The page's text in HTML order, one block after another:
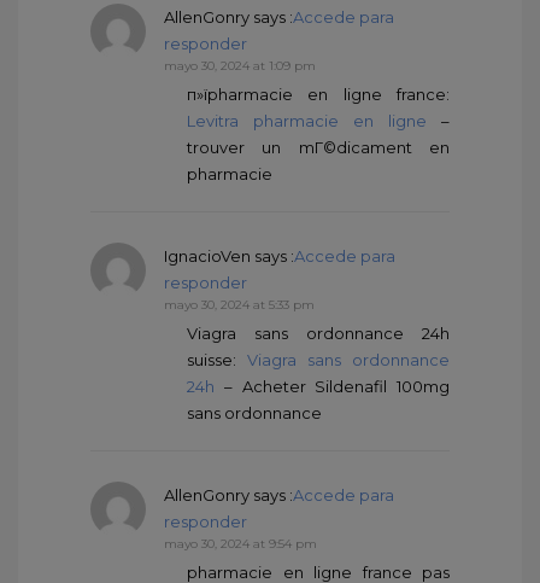
AllenGonry says :Accede para
responder
mayo 30, 2024 at 1:09 pm
п»їpharmacie en ligne france:
Levitra pharmacie en ligne –
trouver un mГ©dicament en
pharmacie
IgnacioVen says :Accede para
responder
mayo 30, 2024 at 5:33 pm
Viagra sans ordonnance 24h
suisse: Viagra sans ordonnance
24h – Acheter Sildenafil 100mg
sans ordonnance
AllenGonry says :Accede para
responder
mayo 30, 2024 at 9:54 pm
pharmacie en ligne france pas